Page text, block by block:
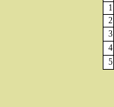
1
2
3
4
5